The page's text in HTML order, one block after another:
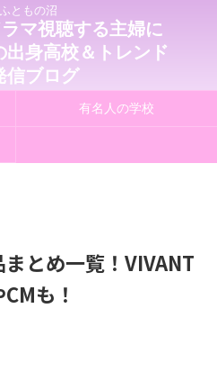
ともの沼
マ視聴する主婦に
出身高校＆トレンド
信ブログ
有名人の学校
とめ一覧！VIVANT
も！